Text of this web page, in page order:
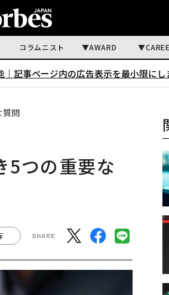
コラムニスト AWARD
記事ページ内の広告表示を最小限にし
問
5つの重要な